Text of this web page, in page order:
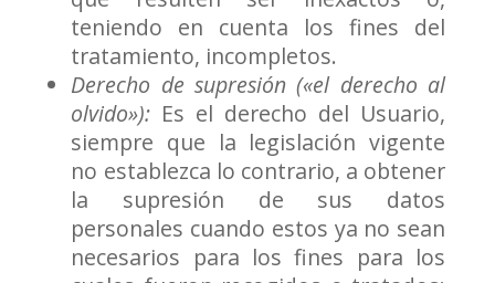
teniendo en cuenta los fines del
tratamiento, incompletos.
Derecho de supresión («el derecho al
olvido»): Es el derecho del Usuario,
siempre que la legislación vigente
no establezca lo contrario, a obtener
la supresión de sus datos
personales cuando estos ya no sean
necesarios para los fines para los